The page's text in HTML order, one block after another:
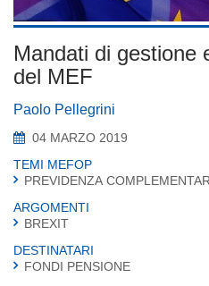
Mandati di gestione
del MEF
Paolo Pellegrini
04 MARZO 2019
TEMI MEFOP
PREVIDENZA
ARGOMENTI
BREXIT
DESTINATARI
FONDI PENSIONE